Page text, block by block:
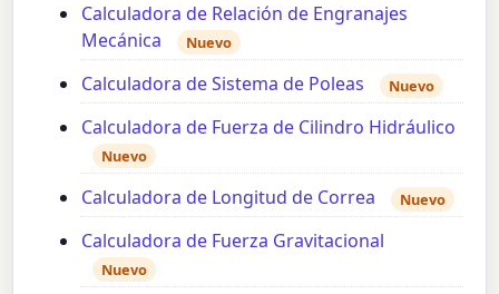
Calculadora de Relación de Engranajes
Mecánica
Nuevo
Calculadora de Sistema de Poleas Nuevo
Calculadora de Fuerza de Cilindro Hidráulico
Nuevo
Calculadora de Longitud de Correa Nuevo
Calculadora de Fuerza Gravitacional
Nuevo